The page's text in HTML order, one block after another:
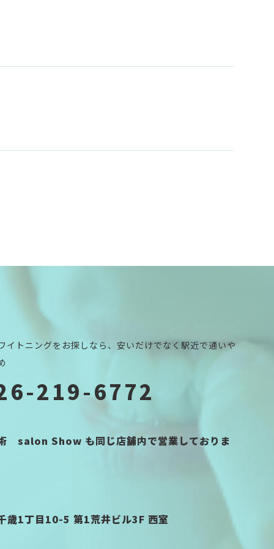
イトニングをお探しなら、安いだけでなく駅近で通いや
219-6772
salon Show も同じ店舗内で営業しておりま
歳1丁目10-5 第1荒井ビル3F 西室